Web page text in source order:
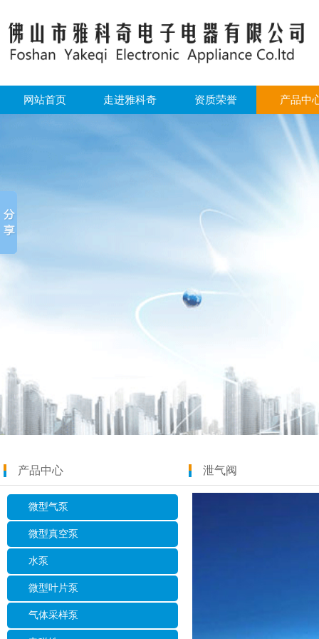
网站首页 走进雅科奇 资质荣誉 产品中
产品中心
微型气泵
微型真空泵
水泵
微型叶片泵
气体采样泵
泄气阀